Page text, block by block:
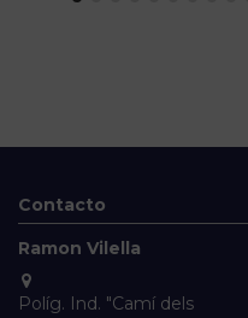
Contacto
Ramon Vilella
Políg. Ind. "Camí dels